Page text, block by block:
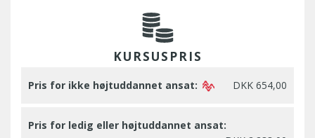
KURSUSPRIS
Pris for ikke højtuddannet ansat: DKK 654,00
Pris for ledig eller højtuddannet ansat: